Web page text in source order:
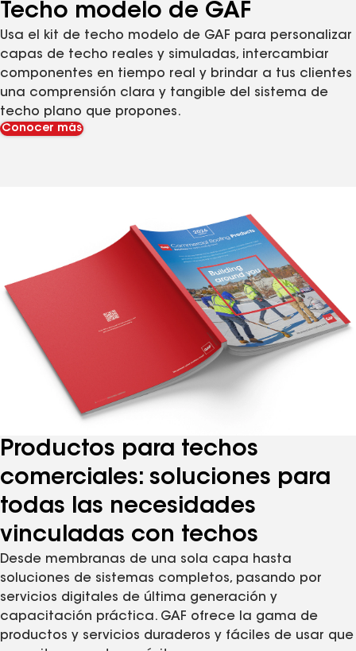
Techo modelo de GAF
Usa el kit de techo modelo de GAF para personalizar
capas de techo reales y simuladas, intercambiar
componentes en tiempo real y brindar a tus clientes
una comprensión clara y tangible del sistema de
techo plano que propones.
Conocer más
Productos para techos
comerciales: soluciones para
todas las necesidades
vinculadas con techos
Desde membranas de una sola capa hasta
soluciones de sistemas completos, pasando por
servicios digitales de última generación y
capacitación práctica. GAF ofrece la gama de
productos y servicios duraderos y fáciles de usar que